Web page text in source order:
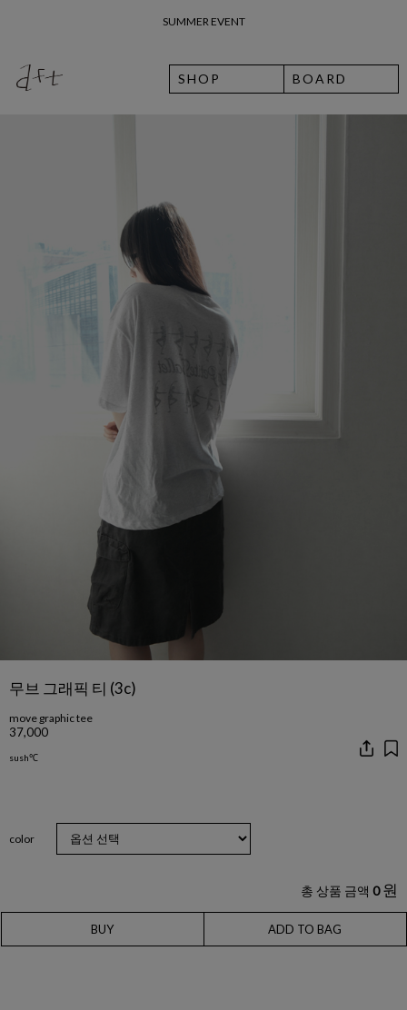
26 여름 휴가 안내
SHOP BOARD
무브 그래픽 티 (3c)
move graphic tee
37,000
sush℃
color
총 상품 금액 0 원
BUY ADD TO BAG